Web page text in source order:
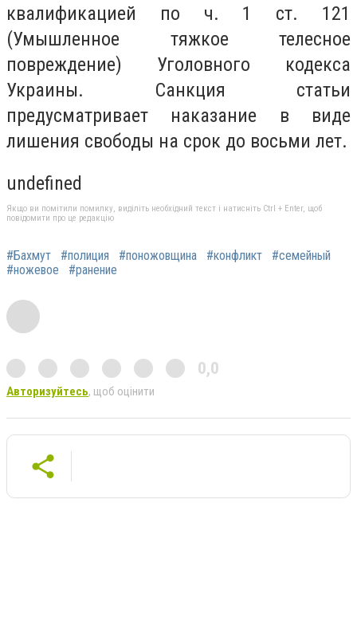
квалификацией по ч. 1 ст. 121
(Умышленное тяжкое телесное
повреждение) Уголовного кодекса
Украины. Санкция статьи
предусматривает наказание в виде
лишения свободы на срок до восьми лет.
undefined
Якщо ви помітили помилку, виділіть необхідний текст і натисніть Ctrl + Enter, щоб
повідомити про це редакцію
#Бахмут #полиция #поножовщина #конфликт
#семейный
#ножевое
#ранение
0,0
Авторизуйтесь, щоб оцінити